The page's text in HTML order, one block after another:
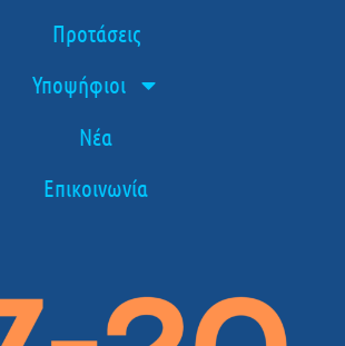
Προτάσεις
Υποψήφιοι
Νέα
Επικοινωνία